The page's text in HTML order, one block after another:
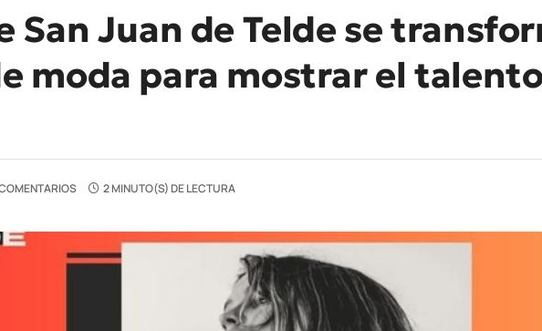
San Juan de Telde se
moda para mostrar el
2 MINUTO(S) DE LECTURA